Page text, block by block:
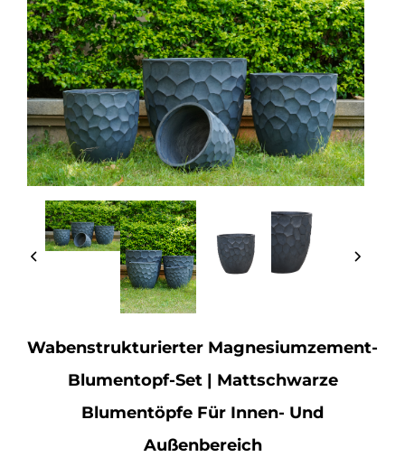
Wabenstrukturierter Magnesiumzement-
Blumentopf-Set | Mattschwarze
Blumentöpfe Für Innen- Und
Außenbereich